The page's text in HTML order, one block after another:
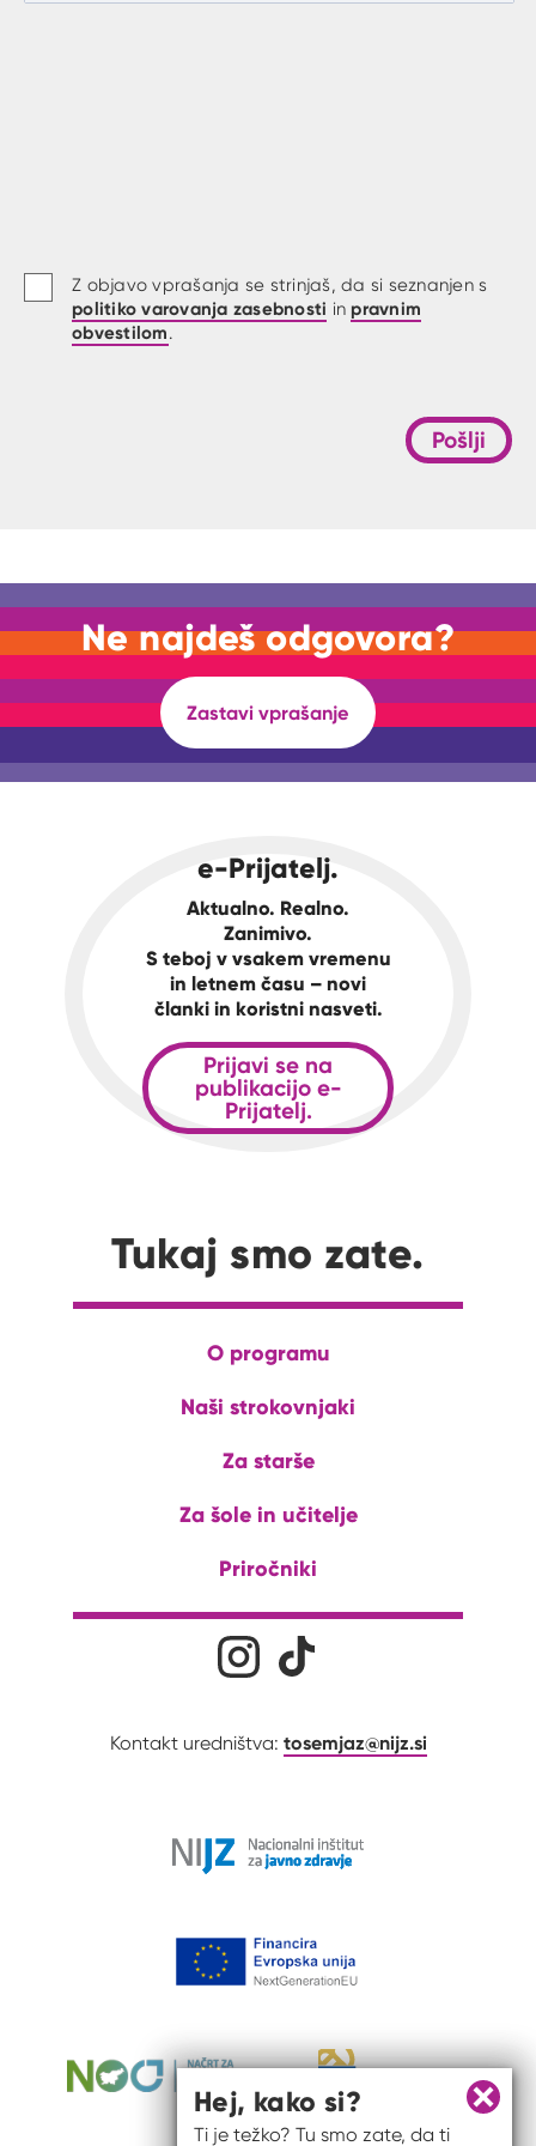
Z objavo vprašanja se strinjaš, da si seznanjen s
politiko varovanja zasebnosti in pravnim
obvestilom.
Pošlji
Ne najdeš odgovora?
Zastavi vprašanje
e-Prijatelj.
Aktualno. Realno.
Zanimivo.
S teboj v vsakem vremenu
in letnem času – novi
članki in koristni nasveti.
Prijavi se na
publikacijo e-
Prijatelj.
Tukaj smo zate.
O programu
Naši strokovnjaki
Za starše
Za šole in učitelje
Priročniki
Družabna omrežjaNa naš Instagram profil
Kontakt uredništva: tosemjaz@nijz.si
Zapri
Hej, kako si?
Ti je težko? Tu smo zate, da ti